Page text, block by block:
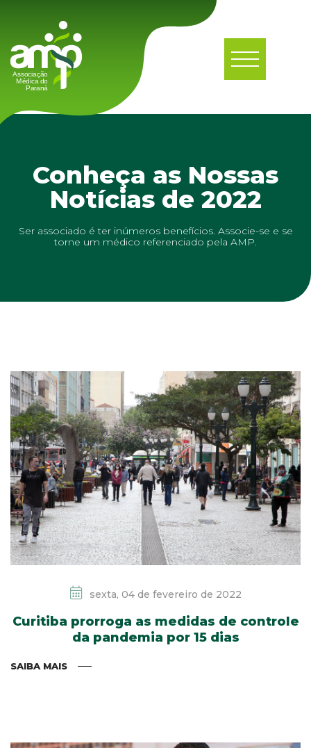
Conheça as Nossas
Notícias de 2022
Ser associado é ter inúmeros benefícios. Associe-se e se
torne um médico referenciado pela AMP.
sexta, 04 de fevereiro de 2022
Curitiba prorroga as medidas de controle
da pandemia por 15 dias
SAIBA MAIS